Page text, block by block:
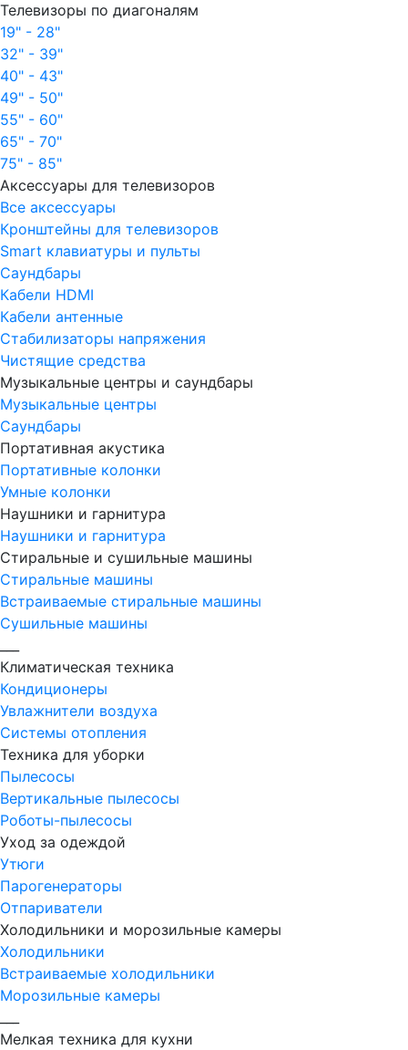
Телевизоры по диагоналям
19" - 28"
32" - 39"
40" - 43"
49" - 50"
55" - 60"
65" - 70"
75" - 85"
Аксессуары для телевизоров
Все аксессуары
Кронштейны для телевизоров
Smart клавиатуры и пульты
Саундбары
Кабели HDMI
Кабели антенные
Стабилизаторы напряжения
Чистящие средства
Музыкальные центры и саундбары
Музыкальные центры
Саундбары
Портативная акустика
Портативные колонки
Умные колонки
Наушники и гарнитура
Наушники и гарнитура
Стиральные и сушильные машины
Стиральные машины
Встраиваемые стиральные машины
Сушильные машины
Климатическая техника
Кондиционеры
Увлажнители воздуха
Системы отопления
Техника для уборки
Пылесосы
Вертикальные пылесосы
Роботы-пылесосы
Уход за одеждой
Утюги
Парогенераторы
Отпариватели
Холодильники и морозильные камеры
Холодильники
Встраиваемые холодильники
Морозильные камеры
Мелкая техника для кухни